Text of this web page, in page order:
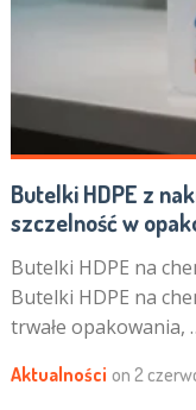
Butelki HDPE z
szczelność w
Butelki HDPE na
Butelki HDPE na
trwałe opakowania,
Aktualności on 2